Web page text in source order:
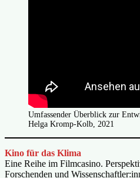
Umfassender Überblick zur
Helga Kromp-Kolb, 2021
Kino für das Klima
Eine Reihe im Filmcasino.
Forschenden und